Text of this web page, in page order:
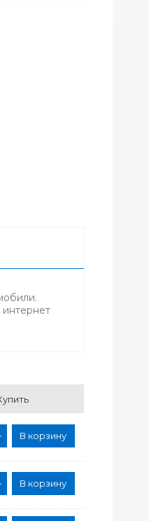
В корзину
В корзину